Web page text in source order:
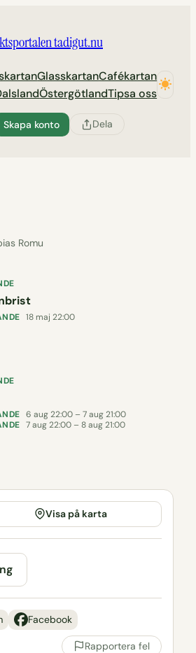
tadigut.nu
GlasskartanCafékartan
ÖstergötlandTipsa oss
Skapa konto Dela
Romu
18 maj 22:00
6 aug 22:00 – 7 aug 21:00
7 aug 22:00 – 8 aug 21:00
Visa på karta
Facebook
Rapportera fel